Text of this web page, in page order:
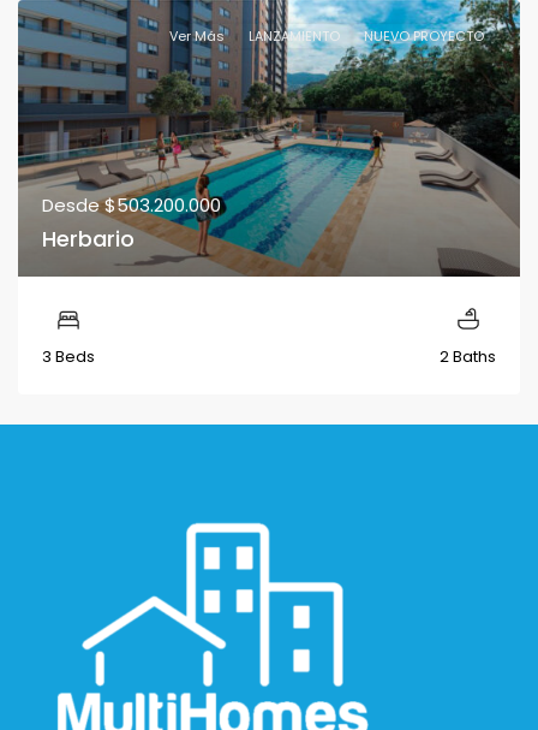
Ver Más LANZAMIENTO NUEVO PROYECTO
Desde$503.200.000
Herbario
3 Beds 2 Baths